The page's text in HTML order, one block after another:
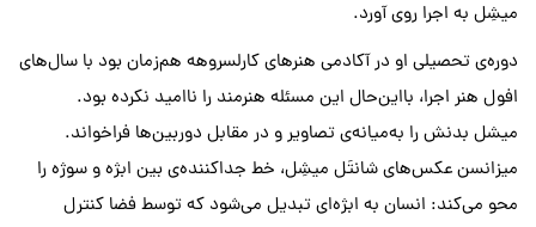
میشِل به اجرا روی آورد.
دوره‌ی تحصیلی او در آکادمی هنرهای کارلسروهه هم‌زمان بود با سال‌های
افول هنر اجرا، بااین‌حال این مسئله هنرمند را ناامید نکرده بود.
میشل بدنش را به‌میانه‌ی تصاویر و در مقابل دوربین‌ها فراخواند.
میزانسن عکس‌های شانتَل میشِل، خط جداکننده‌ی بین ابژه و سوژه را
محو می‌کند: انسان به ابژه‌ای تبدیل می‌شود که توسط فضا کنترل